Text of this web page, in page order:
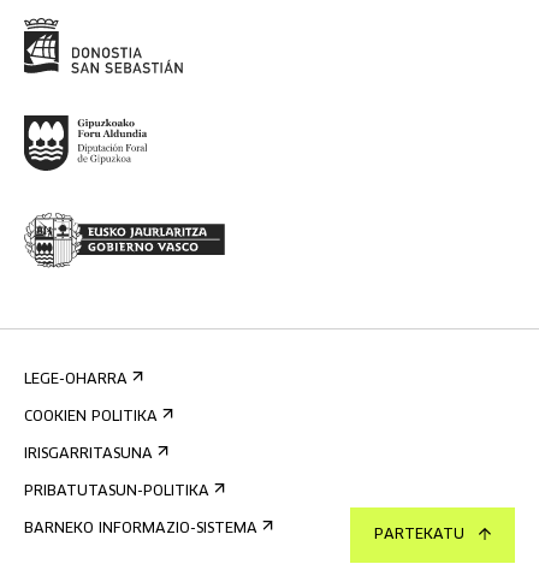
PARTEKATU
LEGE-OHARRA
COOKIEN POLITIKA
IRISGARRITASUNA
PRIBATUTASUN-POLITIKA
BARNEKO INFORMAZIO-SISTEMA